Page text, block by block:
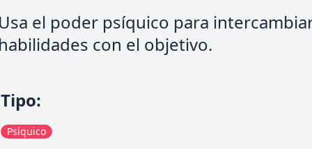
el poder psíquico para
con el objetivo.
Tipo:
Psíquico